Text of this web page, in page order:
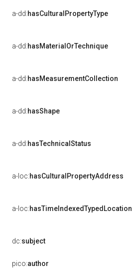
a-dd:hasCulturalPropertyType
a-dd:hasMaterialOrTechnique
a-dd:hasMeasurementCollection
a-dd:hasShape
a-dd:hasTechnicalStatus
a-loc:hasCulturalPropertyAddress
a-loc:hasTimeIndexedTypedLocation
dc:subject
pico:author